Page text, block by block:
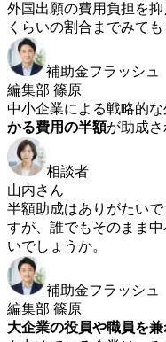
外国出願の費用負担を
くらいの割合までみて
補助金フラッシュ
編集部 篠原
中小企業による戦略的な
かる費用の半額が助成さ
相談者
山内さん
半額助成はありがたい
すが、誰でもそのまま
いでしょうか。
補助金フラッシュ
編集部 篠原
大企業の役員や職員を